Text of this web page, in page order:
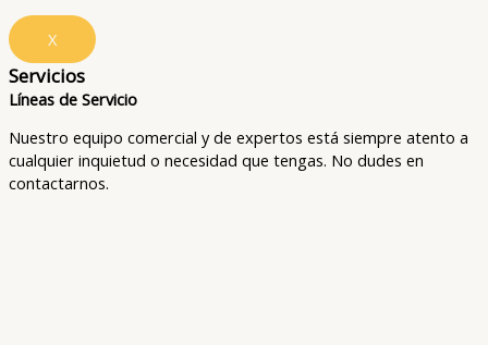
X
Servicios
Líneas de Servicio
Nuestro equipo comercial y de expertos está siempre atento a
cualquier inquietud o necesidad que tengas. No dudes en
contactarnos.